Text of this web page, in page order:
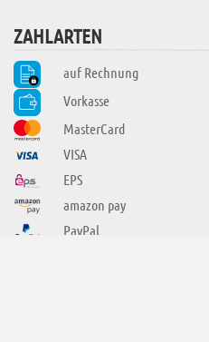
ZAHLARTEN
auf Rechnung
Vorkasse
MasterCard
VISA
EPS
amazon pay
PayPal